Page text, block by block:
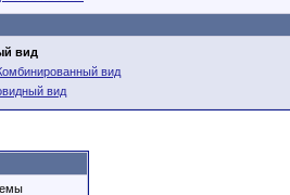
вид
вид
вид